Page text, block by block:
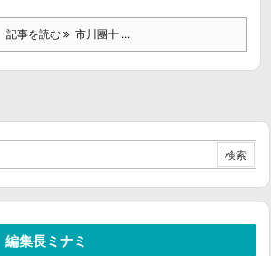
記事を読む 市川團十 ...
編集長ミナミ